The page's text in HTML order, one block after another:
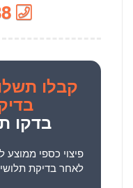
058-470-7838
קבלו
בדקו
לאחר בדיקת תלושי